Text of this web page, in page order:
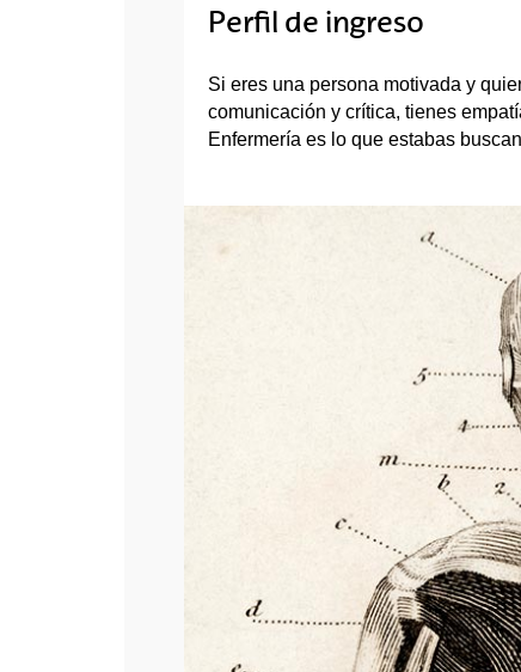
Perfil de ingreso
Si eres una persona motivada y
comunicación y crítica, tienes
Enfermería es lo que estabas